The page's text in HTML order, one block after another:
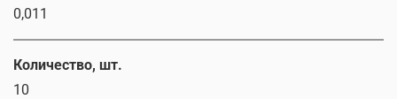
0,011
Количество, шт.
10